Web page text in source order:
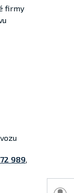
firmy
989,